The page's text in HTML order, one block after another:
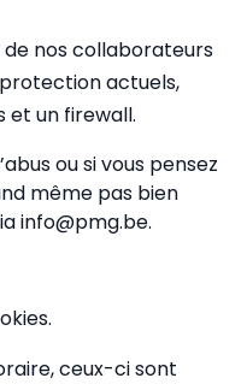
nos collaborateurs
actuels,
et un firewall.
ou si vous pensez
même pas bien
info@pmg.be.
ceux-ci sont